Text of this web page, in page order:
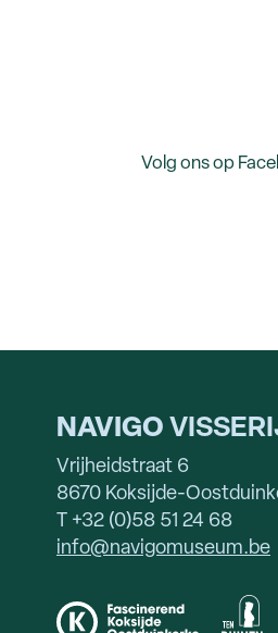
Volg ons op
NAVIGO
Vrijheidstraat 6
8670 Koksijde-
T +32 (0)58 51 24 68
info@navigomuseum.be